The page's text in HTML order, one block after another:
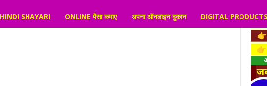
HINDI SHAYARI ONLINE पैसा कमाए अपना ऑनलाइन दुकान DIGITAL